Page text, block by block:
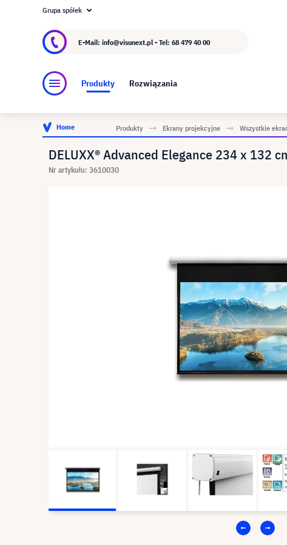
O visunext.pl
Grupa spółek
E-Mail: info@visunext.pl - Tel: 68 479 40 00
Produkty Rozwiązania
Home Produkty Ekrany projekcyjne Wszystkie
DELUXX® Advanced Elegance 234 x 132
Nr artykułu: 3610030